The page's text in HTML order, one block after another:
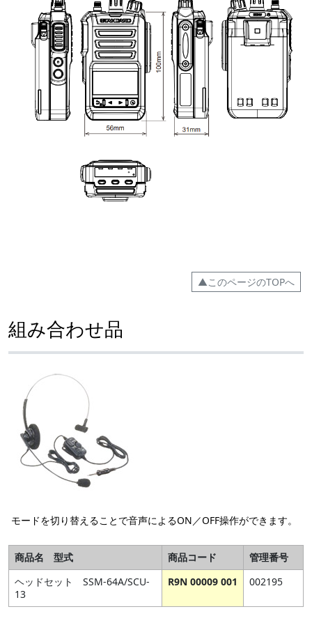
▲このページのTOPへ
組み合わせ品
モードを切り替えることで音声によるON／OFF操作ができます。
商品名 型式 商品コード
管理番号
ヘッドセット SSM-64A/SCU-
13
R9N 00009 001 002195